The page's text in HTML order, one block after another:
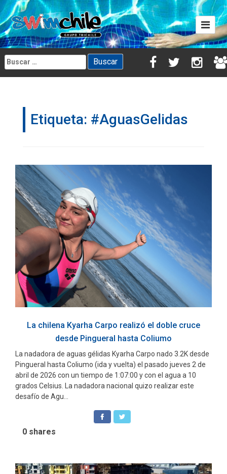
Skip
to
content
Buscar:
Etiqueta: #AguasGelidas
La chilena Kyarha Carpo realizó el doble cruce
desde Pingueral hasta Coliumo
La nadadora de aguas gélidas Kyarha Carpo nado 3.2K desde
Pingueral hasta Coliumo (ida y vuelta) el pasado jueves 2 de
abril de 2026 con un tiempo de 1:07:00 y con el agua a 10
grados Celsius. La nadadora nacional quizo realizar este
desafío de Agu...
0 shares